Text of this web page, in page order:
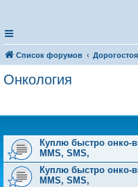
Список форумов
Онкология
Куплю быстро онко-
MMS, SMS,
Куплю быстро онко-
MMS, SMS,